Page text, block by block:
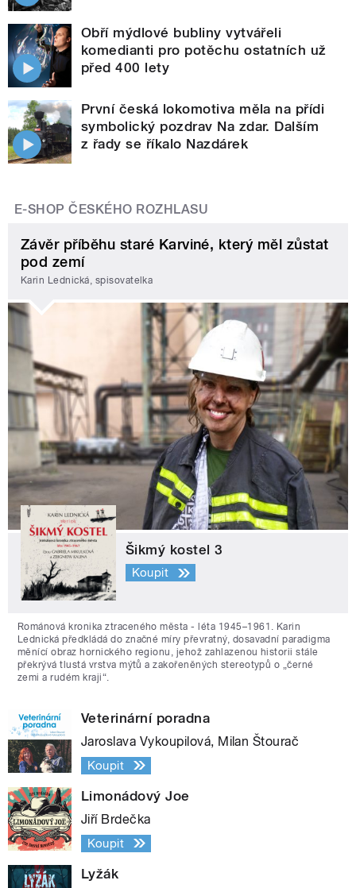
Obří mýdlové bubliny vytvářeli
komedianti pro potěchu ostatních už
před 400 lety
První česká lokomotiva měla na přídi
symbolický pozdrav Na zdar. Dalším
z řady se říkalo Nazdárek
E-SHOP ČESKÉHO ROZHLASU
Závěr příběhu staré Karviné, který měl zůstat
pod zemí
Karin Lednická, spisovatelka
Šikmý kostel 3
Koupit
Románová kronika ztraceného města - léta 1945–1961. Karin
Lednická předkládá do značné míry převratný, dosavadní paradigma
měnící obraz hornického regionu, jehož zahlazenou historii stále
překrývá tlustá vrstva mýtů a zakořeněných stereotypů o „černé
zemi a rudém kraji“.
Veterinární poradna
Jaroslava Vykoupilová, Milan Štourač
Koupit
Limonádový Joe
Jiří Brdečka
Koupit
Lyžák